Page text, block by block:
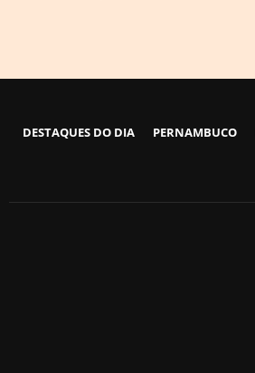
DESTAQUES DO DIA PERNAMBUCO